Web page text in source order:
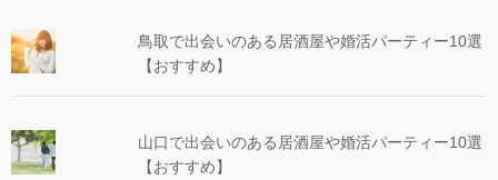
鳥取で出会いのある居酒屋や婚活パーティー10選
【おすすめ】
山口で出会いのある居酒屋や婚活パーティー10選
【おすすめ】